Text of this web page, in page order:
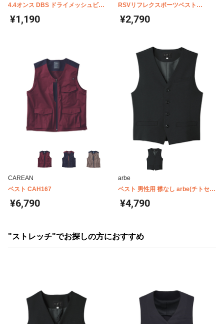
4.4オンス DBS ドライメッシュビブ
ス 00336-DBS
¥1,190
RSVリフレクスポーツベスト
00068-RSV
¥2,790
CAREAN
ベスト CAH167
¥6,790
arbe
ベスト 男性用 襟なし arbe(チトセ)
AS8063
¥4,790
"ストレッチ"でお探しの方におすすめ